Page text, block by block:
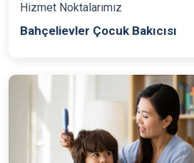
Hizmet Noktalarımız
Bahçelievler Çocuk Bakıcısı